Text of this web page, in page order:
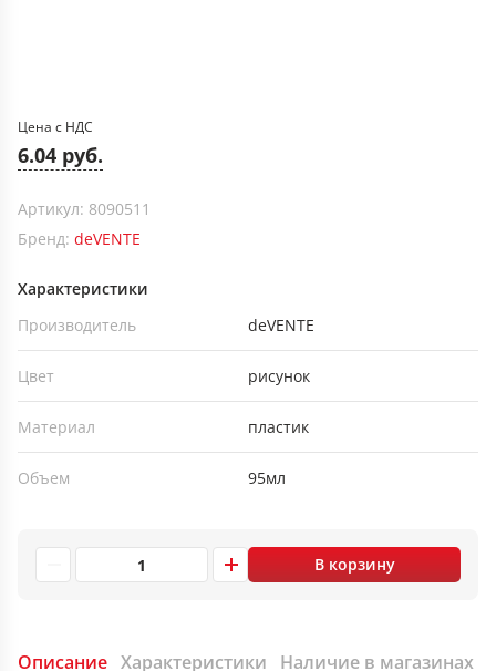
Цена с НДС
6.04 руб.
Артикул: 8090511
Бренд: deVENTE
Характеристики
Производитель
deVENTE
Цвет рисунок
Материал пластик
Объем 95мл
В корзину
Описание Характеристики Наличие в магазинах